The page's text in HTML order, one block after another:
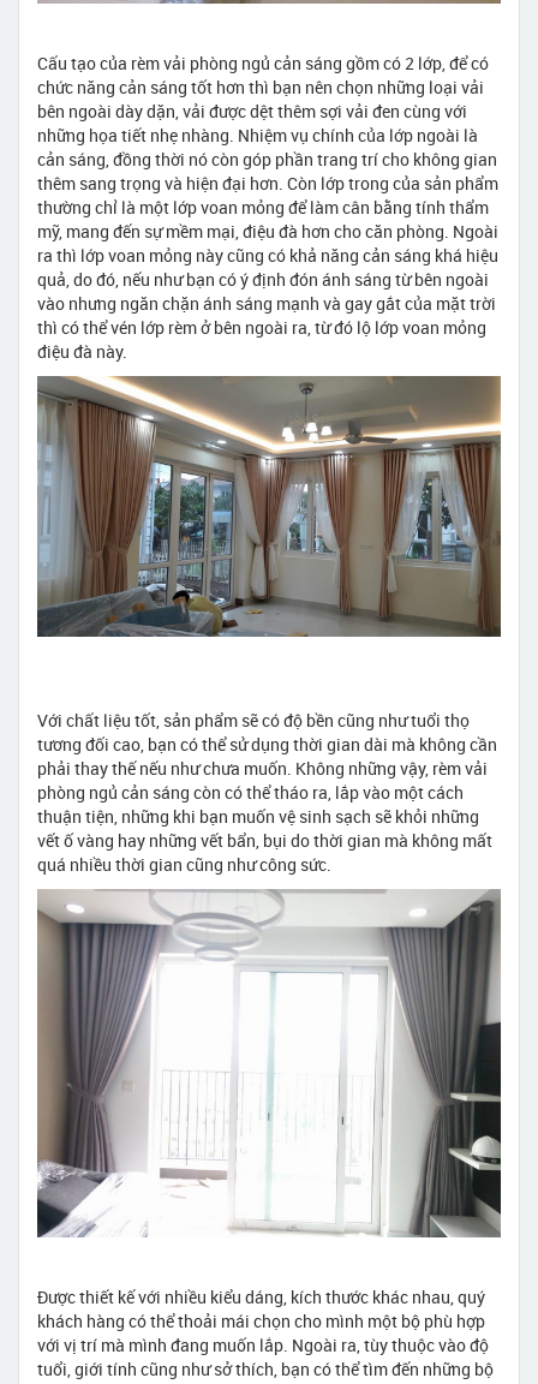
Cấu tạo của rèm vải phòng ngủ cản sáng gồm có 2 lớp, để có
chức năng cản sáng tốt hơn thì bạn nên chọn những loại vải
bên ngoài dày dặn, vải được dệt thêm sợi vải đen cùng với
những họa tiết nhẹ nhàng. Nhiệm vụ chính của lớp ngoài là
cản sáng, đồng thời nó còn góp phần trang trí cho không gian
thêm sang trọng và hiện đại hơn. Còn lớp trong của sản phẩm
thường chỉ là một lớp voan mỏng để làm cân bằng tính thẩm
mỹ, mang đến sự mềm mại, điệu đà hơn cho căn phòng. Ngoài
ra thì lớp voan mỏng này cũng có khả năng cản sáng khá hiệu
quả, do đó, nếu như bạn có ý định đón ánh sáng từ bên ngoài
vào nhưng ngăn chặn ánh sáng mạnh và gay gắt của mặt trời
thì có thể vén lớp rèm ở bên ngoài ra, từ đó lộ lớp voan mỏng
điệu đà này.
Với chất liệu tốt, sản phẩm sẽ có độ bền cũng như tuổi thọ
tương đối cao, bạn có thể sử dụng thời gian dài mà không cần
phải thay thế nếu như chưa muốn. Không những vậy, rèm vải
phòng ngủ cản sáng còn có thể tháo ra, lắp vào một cách
thuận tiện, những khi bạn muốn vệ sinh sạch sẽ khỏi những
vết ố vàng hay những vết bẩn, bụi do thời gian mà không mất
quá nhiều thời gian cũng như công sức.
Được thiết kế với nhiều kiểu dáng, kích thước khác nhau, quý
khách hàng có thể thoải mái chọn cho mình một bộ phù hợp
với vị trí mà mình đang muốn lắp. Ngoài ra, tùy thuộc vào độ
tuổi, giới tính cũng như sở thích, bạn có thể tìm đến những bộ